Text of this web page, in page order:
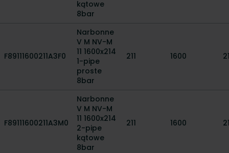
kątowe
8bar
F89111600211A3F0
Narbonne
V M NV-M
11 1600x214
1-pipe
proste
8bar
211 1600
F89111600211A3M0
Narbonne
V M NV-M
11 1600x214
2-pipe
kątowe
8bar
211 1600